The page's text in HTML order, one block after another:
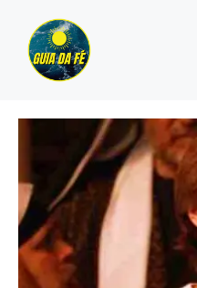
para
conteúdo